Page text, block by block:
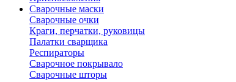
Сварочные маски
Сварочные очки
Краги, перчатки, руковицы
Палатки сварщика
Респираторы
Сварочное покрывало
Сварочные шторы